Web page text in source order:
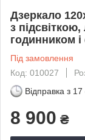
Дзеркало
з
годинником
Під замовлення
Код: 010027
Відправка з 17
8 900 ₴